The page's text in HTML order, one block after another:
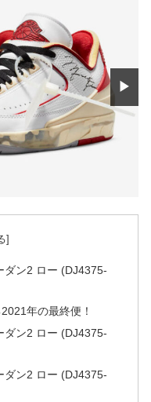
▶
ダン2 ロー (DJ4375-
年の最終便！
ダン2 ロー (DJ4375-
ダン2 ロー (DJ4375-